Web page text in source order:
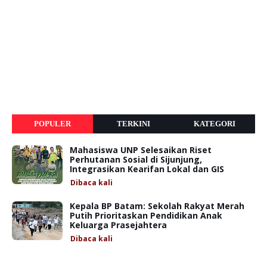
POPULER TERKINI KATEGORI
Mahasiswa UNP Selesaikan Riset
Perhutanan Sosial di Sijunjung,
Integrasikan Kearifan Lokal dan GIS
Dibaca kali
Kepala BP Batam: Sekolah Rakyat Merah
Putih Prioritaskan Pendidikan Anak
Keluarga Prasejahtera
Dibaca kali